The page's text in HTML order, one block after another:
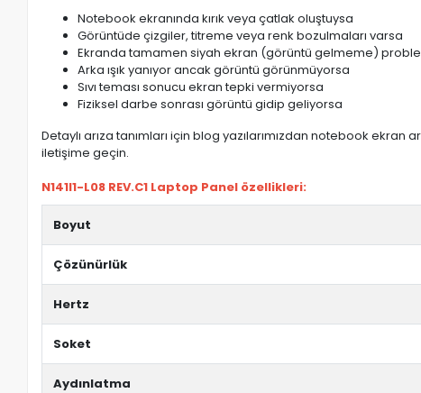
Notebook ekranında kırık veya çatlak oluştuysa
Görüntüde çizgiler, titreme veya renk bozulmaları varsa
Ekranda tamamen siyah ekran (görüntü gelmeme)
Arka ışık yanıyor ancak görüntü görünmüyorsa
Sıvı teması sonucu ekran tepki vermiyorsa
Fiziksel darbe sonrası görüntü gidip geliyorsa
Detaylı arıza tanımları için blog yazılarımızdan notebook
iletişime geçin.
N141I1-L08 REV.C1 Laptop Panel özellikleri:
Boyut
Çözünürlük
Hertz
Soket
Aydınlatma